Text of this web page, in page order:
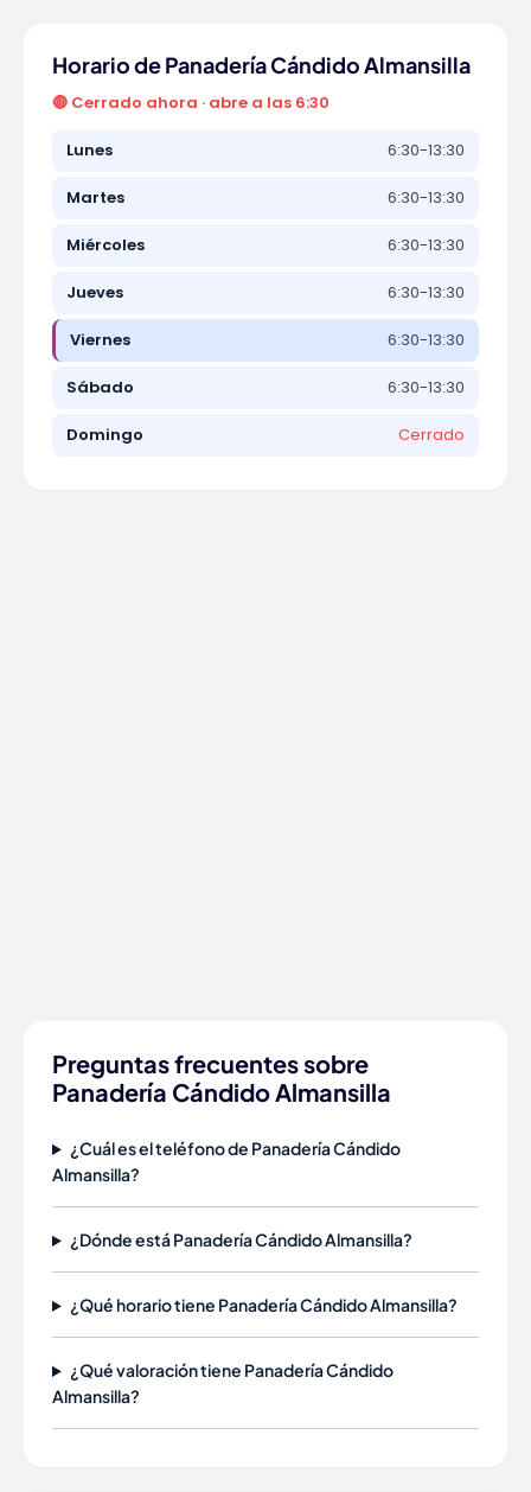
Horario de Panadería Cándido Almansilla
🔴 Cerrado ahora · abre a las 6:30
Lunes 6:30-13:30
Martes 6:30-13:30
Miércoles 6:30-13:30
Jueves 6:30-13:30
Viernes 6:30-13:30
Sábado 6:30-13:30
Domingo Cerrado
Preguntas frecuentes sobre
Panadería Cándido Almansilla
¿Cuál es el teléfono de Panadería Cándido
Almansilla?
¿Dónde está Panadería Cándido Almansilla?
¿Qué horario tiene Panadería Cándido Almansilla?
¿Qué valoración tiene Panadería Cándido
Almansilla?